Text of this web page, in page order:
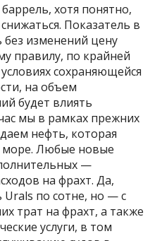
хотя понятно,
Показатель в
без изменений цену
правилу, по крайней
сохраняющейся
на объем
будет влиять
мы в рамках прежних
нефть, которая
море. Любые новые
—
на фрахт. Да,
по сотне, но — с
трат на фрахт, а также
услуги, в том